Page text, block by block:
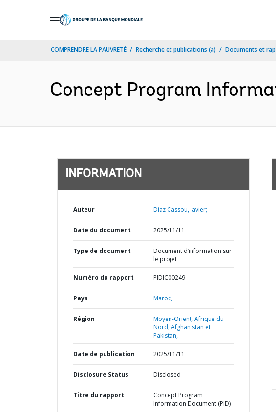
COMPRENDRE LA PAUVRETÉ Recherche et publications (a) Documents et
Concept Program
INFORMATION
Auteur Diaz Cassou, Javier;
Date du document 2025/11/11
Type de document
Document d’information sur
le projet
Numéro du rapport PIDIC00249
Pays Maroc,
Région
Moyen-Orient, Afrique du
Nord, Afghanistan et
Pakistan,
Date de publication 2025/11/11
Disclosure Status Disclosed
Titre du rapport
Concept Program
Information Document (PID)